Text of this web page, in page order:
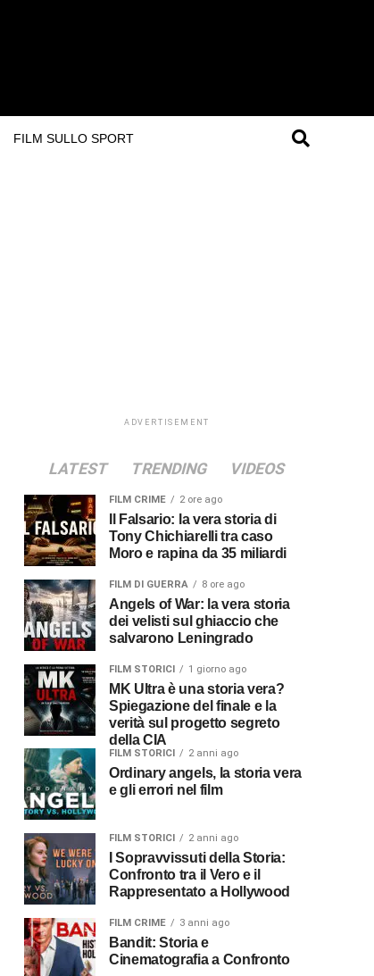
FILM SULLO SPORT
ADVERTISEMENT
LATEST TRENDING VIDEOS
FILM CRIME 2 ore ago
Tony Chichiarelli tra caso
Moro e rapina da 35 miliardi
FILM DI GUERRA 8 ore ago
Angels of War: la vera storia
dei velisti sul ghiaccio che
salvarono Leningrado
FILM STORICI 1 giorno ago
MK Ultra è una storia vera?
Spiegazione del finale e la
verità sul progetto segreto
della CIA
FILM STORICI 2 anni ago
Ordinary angels, la storia vera
e gli errori nel film
FILM STORICI 2 anni ago
Confronto tra il Vero e il
Rappresentato a Hollywood
FILM CRIME 3 anni ago
Bandit: Storia e
Cinematografia a Confronto